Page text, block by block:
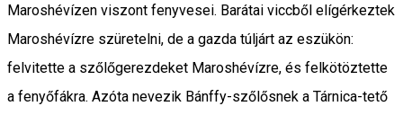
Maroshévízen viszont fenyvesei. Barátai viccből elígérkeztek
Maroshévízre szüretelni, de a gazda túljárt az eszükön:
felvitette a szőlőgerezdeket Maroshévízre, és felkötöztette
a fenyőfákra. Azóta nevezik Bánffy-szőlősnek a Tárnica-tető